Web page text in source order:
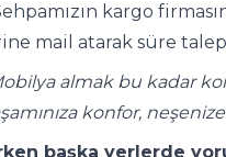
kargo
mail atarak süre
almak bu kadar
konfor,
başka yerlerde